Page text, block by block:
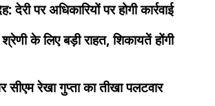
देरी पर अधिकारियों पर होगी कार्रवाई
के लिए बड़ी राहत, शिकायतें होंगी
रेखा गुप्ता का तीखा पलटवार